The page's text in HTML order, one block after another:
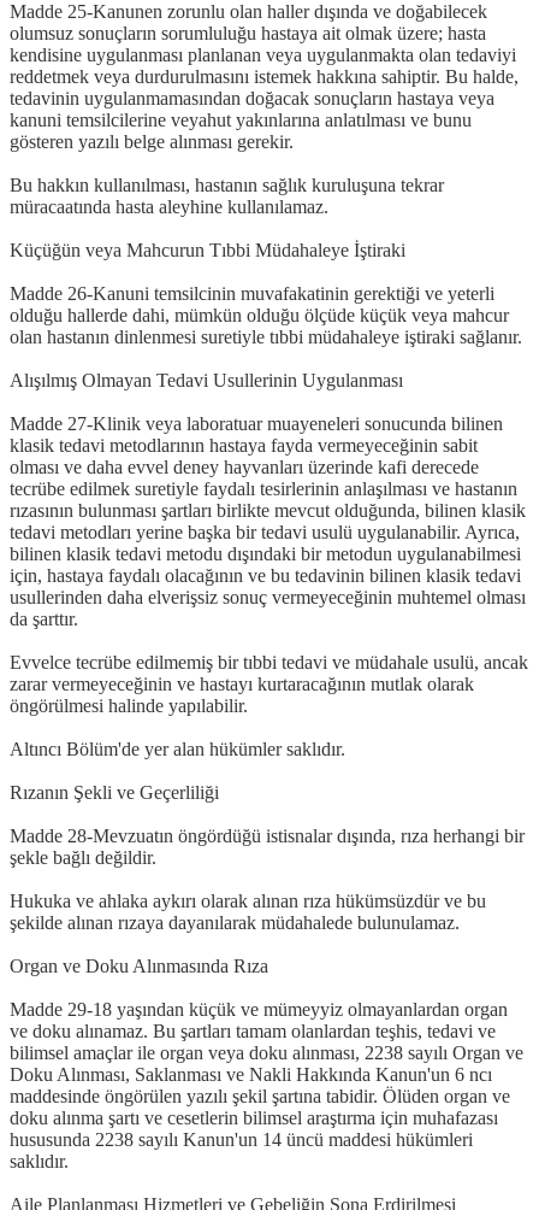
Madde 25-Kanunen zorunlu olan haller dışında ve doğabilecek
olumsuz sonuçların sorumluluğu hastaya ait olmak üzere; hasta
kendisine uygulanması planlanan veya uygulanmakta olan tedaviyi
reddetmek veya durdurulmasını istemek hakkına sahiptir. Bu halde,
tedavinin uygulanmamasından doğacak sonuçların hastaya veya
kanuni temsilcilerine veyahut yakınlarına anlatılması ve bunu
gösteren yazılı belge alınması gerekir.
Bu hakkın kullanılması, hastanın sağlık kuruluşuna tekrar
müracaatında hasta aleyhine kullanılamaz.
Küçüğün veya Mahcurun Tıbbi Müdahaleye İştiraki
Madde 26-Kanuni temsilcinin muvafakatinin gerektiği ve yeterli
olduğu hallerde dahi, mümkün olduğu ölçüde küçük veya mahcur
olan hastanın dinlenmesi suretiyle tıbbi müdahaleye iştiraki sağlanır.
Alışılmış Olmayan Tedavi Usullerinin Uygulanması
Madde 27-Klinik veya laboratuar muayeneleri sonucunda bilinen
klasik tedavi metodlarının hastaya fayda vermeyeceğinin sabit
olması ve daha evvel deney hayvanları üzerinde kafi derecede
tecrübe edilmek suretiyle faydalı tesirlerinin anlaşılması ve hastanın
rızasının bulunması şartları birlikte mevcut olduğunda, bilinen klasik
tedavi metodları yerine başka bir tedavi usulü uygulanabilir. Ayrıca,
bilinen klasik tedavi metodu dışındaki bir metodun uygulanabilmesi
için, hastaya faydalı olacağının ve bu tedavinin bilinen klasik tedavi
usullerinden daha elverişsiz sonuç vermeyeceğinin muhtemel olması
da şarttır.
Evvelce tecrübe edilmemiş bir tıbbi tedavi ve müdahale usulü, ancak
zarar vermeyeceğinin ve hastayı kurtaracağının mutlak olarak
öngörülmesi halinde yapılabilir.
Altıncı Bölüm'de yer alan hükümler saklıdır.
Rızanın Şekli ve Geçerliliği
Madde 28-Mevzuatın öngördüğü istisnalar dışında, rıza herhangi bir
şekle bağlı değildir.
Hukuka ve ahlaka aykırı olarak alınan rıza hükümsüzdür ve bu
şekilde alınan rızaya dayanılarak müdahalede bulunulamaz.
Organ ve Doku Alınmasında Rıza
Madde 29-18 yaşından küçük ve mümeyyiz olmayanlardan organ
ve doku alınamaz. Bu şartları tamam olanlardan teşhis, tedavi ve
bilimsel amaçlar ile organ veya doku alınması, 2238 sayılı Organ ve
Doku Alınması, Saklanması ve Nakli Hakkında Kanun'un 6 ncı
maddesinde öngörülen yazılı şekil şartına tabidir. Ölüden organ ve
doku alınma şartı ve cesetlerin bilimsel araştırma için muhafazası
hususunda 2238 sayılı Kanun'un 14 üncü maddesi hükümleri
saklıdır.
Aile Planlanması Hizmetleri ve Gebeliğin Sona Erdirilmesi